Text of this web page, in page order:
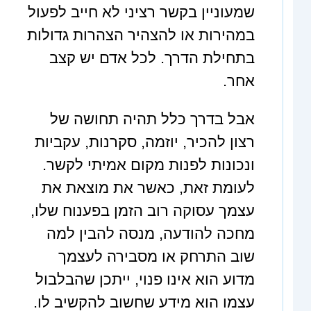
שמעוניין בקשר רציני לא חייב לפעול
במהירות או להצהיר הצהרות גדולות
בתחילת הדרך. לכל אדם יש קצב
אחר.
אבל בדרך כלל תהיה תחושה של
רצון להכיר, יוזמה, סקרנות, עקביות
ונכונות לפנות מקום אמיתי לקשר.
לעומת זאת, כאשר את מוצאת את
עצמך עסוקה רוב הזמן בפענוח שלו,
מחכה להודעה, מנסה להבין למה
שוב התרחק או מסבירה לעצמך
מדוע הוא אינו פנוי, ייתכן שהבלבול
עצמו הוא מידע שחשוב להקשיב לו.